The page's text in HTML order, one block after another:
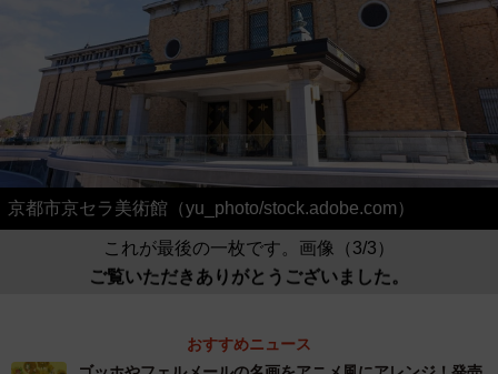
京都市京セラ美術館（yu_photo/stock.adobe.com）
これが最後の一枚です。画像（3/3）
ご覧いただきありがとうございました。
おすすめニュース